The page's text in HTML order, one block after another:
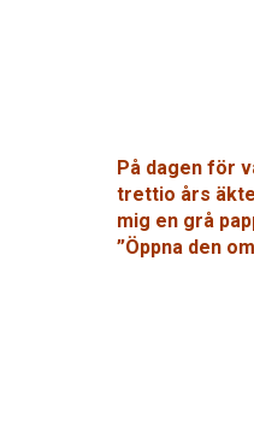
På dagen för
trettio års
mig en grå
”Öppna den